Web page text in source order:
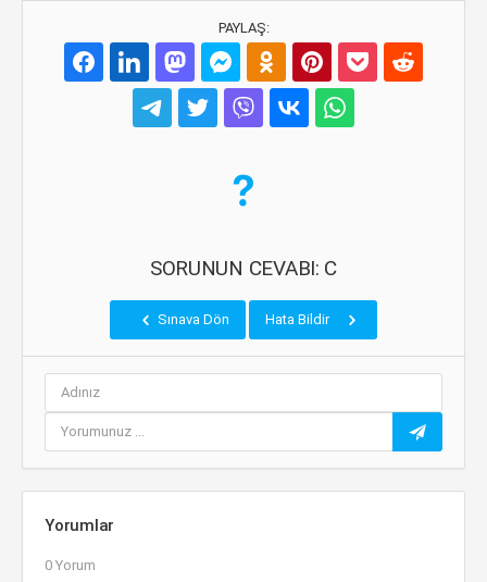
PAYLAŞ:
SORUNUN CEVABI: C
Sınava Dön Hata Bildir
Yorumlar
0 Yorum